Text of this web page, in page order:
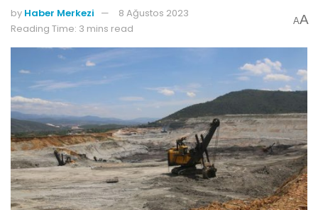
by Haber Merkezi
8 Ağustos 2023
Reading Time: 3 mins read
AA